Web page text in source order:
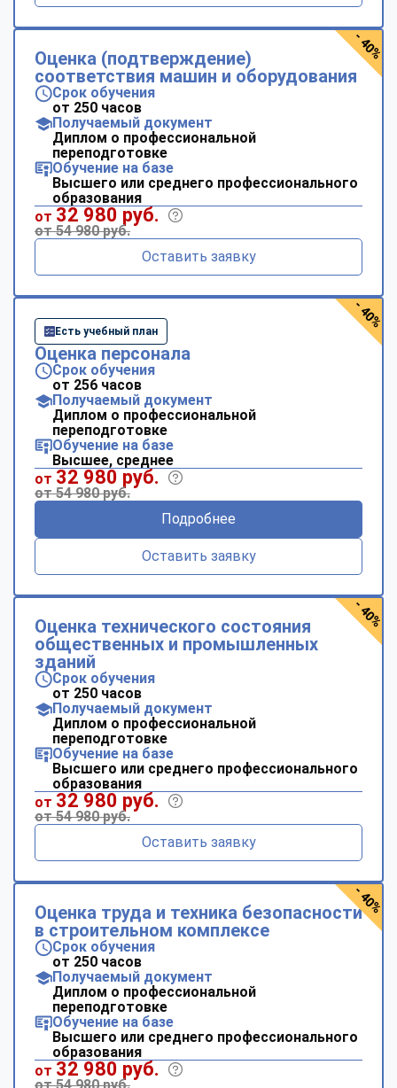
Оценка (подтверждение)
соответствия машин и оборудования
Срок обучения
от 250 часов
Получаемый документ
Диплом о профессиональной
переподготовке
Обучение на базе
Высшего или среднего профессионального
образования
от 32 980 руб.
от 54 980 руб.
Оставить заявку
- 40%
Есть учебный план
Оценка персонала
Срок обучения
от 256 часов
Получаемый документ
Диплом о профессиональной
переподготовке
Обучение на базе
Высшее, среднее
от 32 980 руб.
от 54 980 руб.
Подробнее
Оставить заявку
- 40%
Оценка технического состояния
общественных и промышленных
зданий
Срок обучения
от 250 часов
Получаемый документ
Диплом о профессиональной
переподготовке
Обучение на базе
Высшего или среднего профессионального
образования
от 32 980 руб.
от 54 980 руб.
Оставить заявку
- 40%
Оценка труда и техника безопасности
в строительном комплексе
Срок обучения
от 250 часов
Получаемый документ
Диплом о профессиональной
переподготовке
Обучение на базе
Высшего или среднего профессионального
образования
от 32 980 руб.
- 40%